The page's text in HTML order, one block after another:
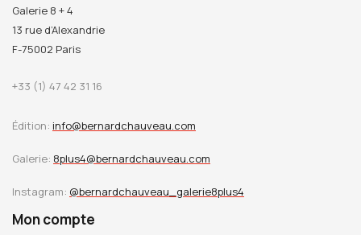
Galerie 8 + 4
13 rue d’Alexandrie
F-75002 Paris
+33 (1) 47 42 31 16
Édition: info@bernardchauveau.com
Galerie: 8plus4@bernardchauveau.com
Instagram: @bernardchauveau_galerie8plus4
Mon compte